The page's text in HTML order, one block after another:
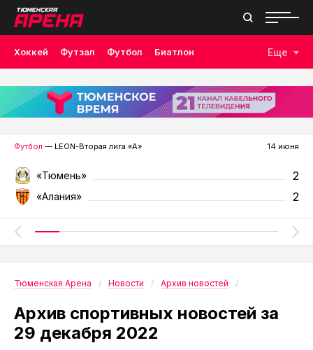
Хоккей Футзал Футбол Биатлон
Лыжные гонки Волейбол Плавание Дзюдо
Скалолазание Велоспорт Бокс
Еще
Футбол — LEON-Вторая лига «А» 14 июня
«Тюмень» 2
«Алания» 2
Тюменская Арена Новости Архив новостей
Архив спортивных новостей за
29 декабря 2022